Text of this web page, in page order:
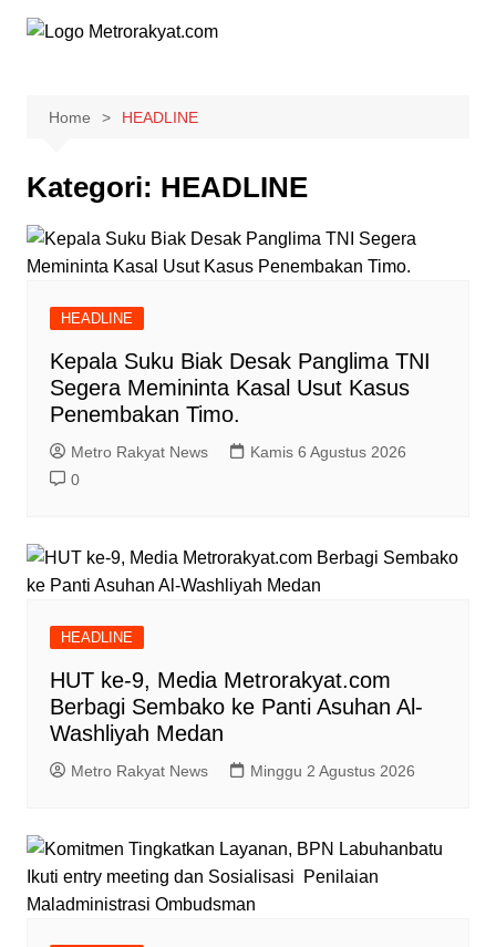
Home HEADLINE
Kategori: HEADLINE
HEADLINE
Kepala Suku Biak Desak Panglima TNI
Segera Memininta Kasal Usut Kasus
Penembakan Timo.
Metro Rakyat News
Kamis 6 Agustus 2026
0
HEADLINE
HUT ke-9, Media Metrorakyat.com
Berbagi Sembako ke Panti Asuhan Al-
Washliyah Medan
Metro Rakyat News Minggu 2 Agustus 2026